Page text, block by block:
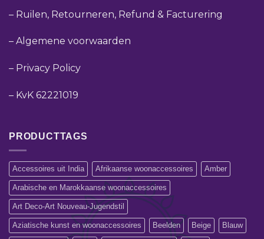
– Ruilen, Retourneren, Refund & Facturering
– Algemene voorwaarden
– Privacy Policy
– KvK 62221019
PRODUCTTAGS
Accessoires uit India Afrikaanse woonaccessoires Amber
Arabische en Marokkaanse woonaccessoires
Art Deco-Art Nouveau-Jugendstil
Aziatische kunst en woonaccessoires Beelden Beige Blauw